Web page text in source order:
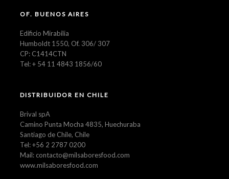
OF. BUENOS AIRES
Edificio Mirabilia
Humboldt 1550, Of. 306/ 307
CP: C1414CTN
Tel: + 54 11 4843 1856/60
DISTRIBUIDOR EN CHILE
Brival spA
Camino Punta Mocha 4835, Huechuraba
Santiago de Chile, Chile
Tel: +56 2 2787 0200
Mail: contacto@milsaboresfood.com
www.milsaboresfood.com